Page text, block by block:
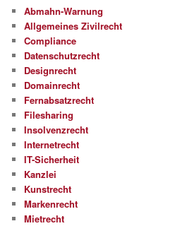
Abmahn-Warnung
Allgemeines Zivilrecht
Compliance
Datenschutzrecht
Designrecht
Domainrecht
Fernabsatzrecht
Filesharing
Insolvenzrecht
Internetrecht
IT-Sicherheit
Kanzlei
Kunstrecht
Markenrecht
Mietrecht